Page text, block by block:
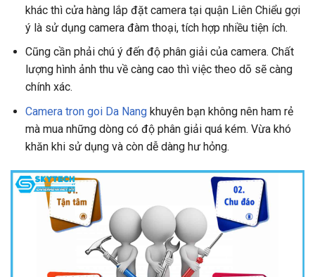
khác thì cửa hàng lắp đặt camera tại quận Liên Chiểu gợi
ý là sử dụng camera đàm thoại, tích hợp nhiều tiện ích.
Cũng cần phải chú ý đến độ phân giải của camera. Chất
lượng hình ảnh thu về càng cao thì việc theo dõ sẽ càng
chính xác.
Camera tron goi Da Nangkhuyên bạn không nên ham rẻ
mà mua những dòng có độ phân giải quá kém. Vừa khó
khăn khi sử dụng và còn dễ dàng hư hỏng.